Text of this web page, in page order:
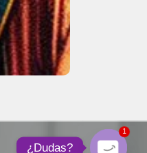
¿Dudas?
1